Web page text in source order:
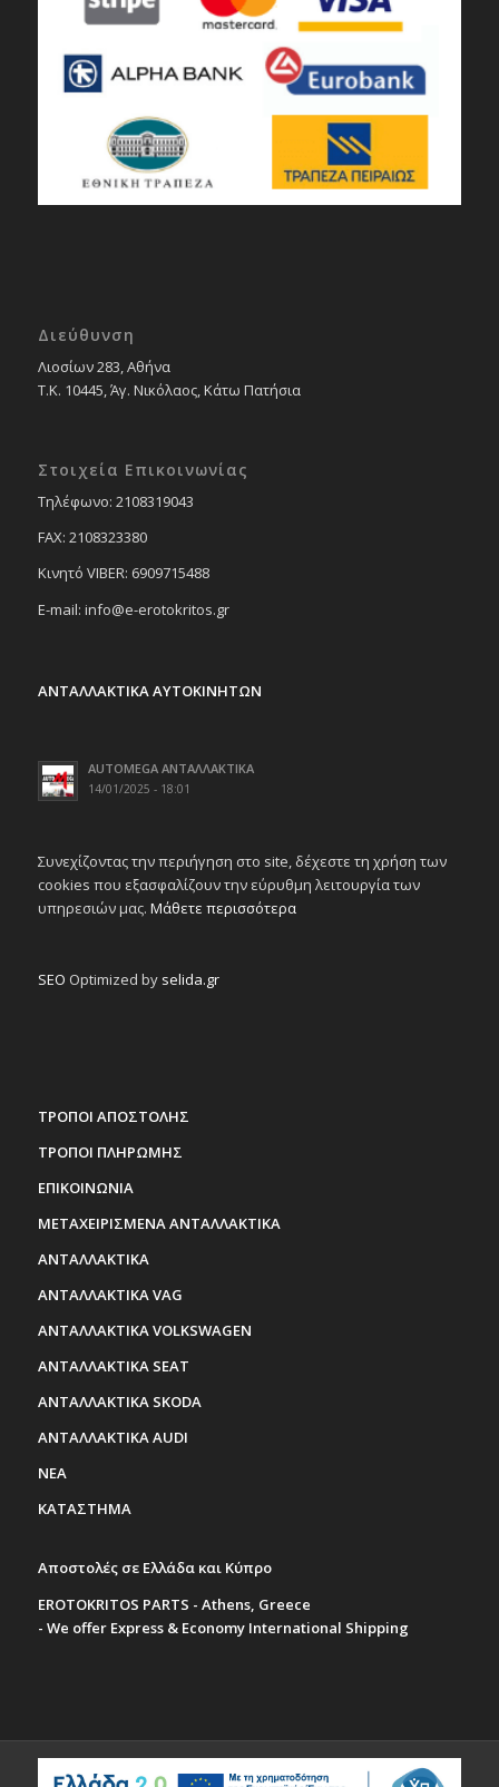
Διεύθυνση
Λιοσίων 283, Αθήνα
Τ.Κ. 10445, Άγ. Νικόλαος, Κάτω Πατήσια
Στοιχεία Επικοινωνίας
Tηλέφωνο: 2108319043
FAX: 2108323380
Κινητό VIBER: 6909715488
E-mail: info@e-erotokritos.gr
ΑΝΤΑΛΛΑΚΤΙΚΑ ΑΥΤΟΚΙΝΗΤΩΝ
AUTOMEGA ΑΝΤΑΛΛΑΚΤΙΚΑ
14/01/2025 - 18:01
Συνεχίζοντας την περιήγηση στο site, δέχεστε τη χρήση των
cookies που εξασφαλίζουν την εύρυθμη λειτουργία των
υπηρεσιών μας. Μάθετε περισσότερα
SEO Optimized by selida.gr
ΤΡΟΠΟΙ ΑΠΟΣΤΟΛΗΣ
ΤΡΟΠΟΙ ΠΛΗΡΩΜΗΣ
ΕΠΙΚΟΙΝΩΝΙΑ
ΜΕΤΑΧΕΙΡΙΣΜΕΝΑ ΑΝΤΑΛΛΑΚΤΙΚΑ
ΑΝΤΑΛΛΑΚΤΙΚΑ
ΑΝΤΑΛΛΑΚΤΙΚΑ VAG
ΑΝΤΑΛΛΑΚΤΙΚΑ VOLKSWAGEN
ΑΝΤΑΛΛΑΚΤΙΚΑ SEAT
ΑΝΤΑΛΛΑΚΤΙΚΑ SKODA
ΑΝΤΑΛΛΑΚΤΙΚΑ AUDI
ΝΕΑ
ΚΑΤΑΣΤΗΜΑ
Αποστολές σε Ελλάδα και Κύπρο
EROTOKRITOS PARTS - Athens, Greece
- We offer Express & Economy International Shipping